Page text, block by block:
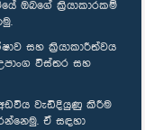
ඔබගේ ක්‍රියාකාරකම්
සහ ක්‍රියාකාරීත්වය
විස්තර සහ
වැඩිදියුණු කිරීම
ඒ සඳහා